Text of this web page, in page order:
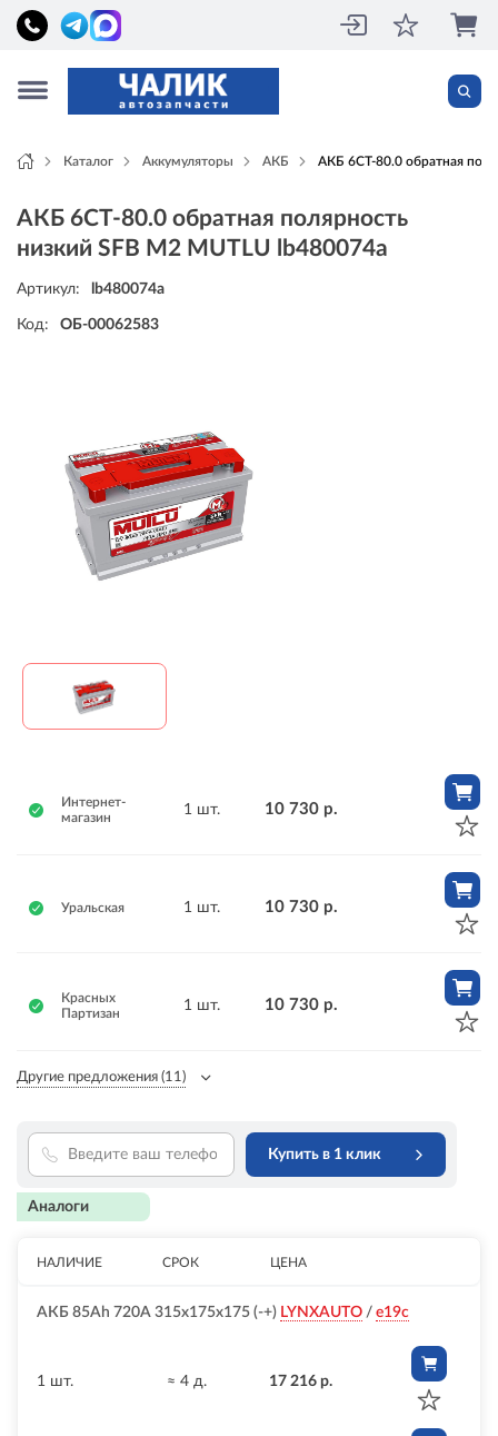
Каталог Аккумуляторы АКБ АКБ 6CT-80.0 обратная
АКБ 6CT-80.0 обратная полярность
низкий SFB M2 MUTLU lb480074a
Артикул: lb480074a
Код: ОБ-00062583
Интернет-
магазин
1 шт. 10 730 р.
Уральская 1 шт. 10 730 р.
Красных
Партизан
1 шт. 10 730 р.
Другие предложения (11)
Купить в 1 клик
Аналоги
НАЛИЧИЕ СРОК ЦЕНА
АКБ 85Ah 720A 315x175x175 (-+) LYNXAUTO / e19c
1 шт. ≈ 4 д. 17 216 р.